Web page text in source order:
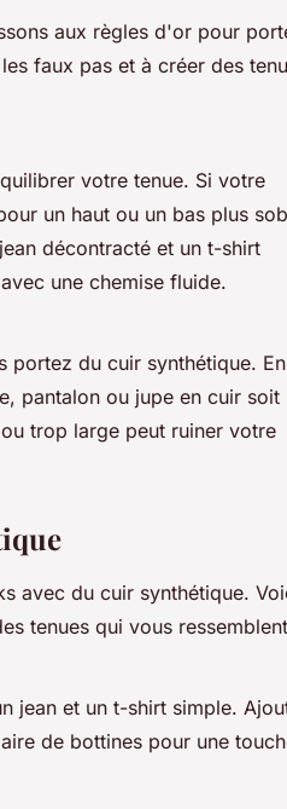
aux règles d'or pour
faux pas et à créer des
votre tenue. Si votre
un haut ou un bas plus
décontracté et un t-shirt
une chemise fluide.
portez du cuir synthétique. En
pantalon ou jupe en cuir soit
trop large peut ruiner votre
avec du cuir synthétique.
tenues qui vous
jean et un t-shirt simple.
de bottines pour une